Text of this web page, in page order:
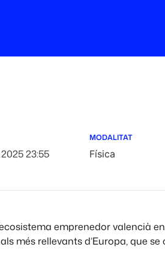
23:55
MODALITAT
Física
emprenedor valencià
més rellevants d’Europa, que se